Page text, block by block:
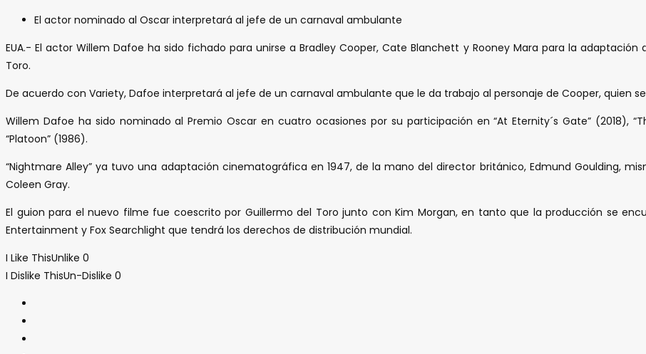
El actor nominado al Oscar interpretará al jefe de un carnaval ambulante
EUA.- El actor Willem Dafoe ha sido fichado para unirse a Bradley Cooper, Cate Blanchett y Rooney Mara para la adaptación
Toro.
De acuerdo con Variety, Dafoe interpretará al jefe de un carnaval ambulante que le da trabajo al personaje de Cooper, quien
Willem Dafoe ha sido nominado al Premio Oscar en cuatro ocasiones por su participación en “At Eternity´s Gate” (2018),
“Platoon” (1986).
“Nightmare Alley” ya tuvo una adaptación cinematográfica en 1947, de la mano del director británico, Edmund Goulding,
Coleen Gray.
El guion para el nuevo filme fue coescrito por Guillermo del Toro junto con Kim Morgan, en tanto que la producción se
Entertainment y Fox Searchlight que tendrá los derechos de distribución mundial.
I Like ThisUnlike 0
I Dislike ThisUn-Dislike 0